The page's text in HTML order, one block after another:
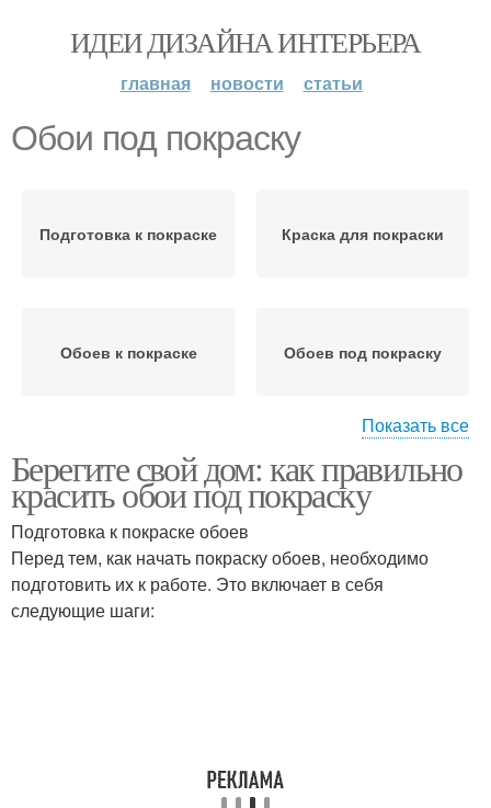
ИДЕИ ДИЗАЙНА ИНТЕРЬЕРА
главная новости статьи
Обои под покраску
Подготовка к покраске Краска для покраски
Обоев к покраске Обоев под покраску
Обои к покраске Покраски для обоев
Стеклообои под
покраску
Цветы для покраски
Показать все
Берегите свой дом: как правильно
красить обои под покраску
Подготовка к покраске обоев
Перед тем, как начать покраску обоев, необходимо
подготовить их к работе. Это включает в себя
следующие шаги: